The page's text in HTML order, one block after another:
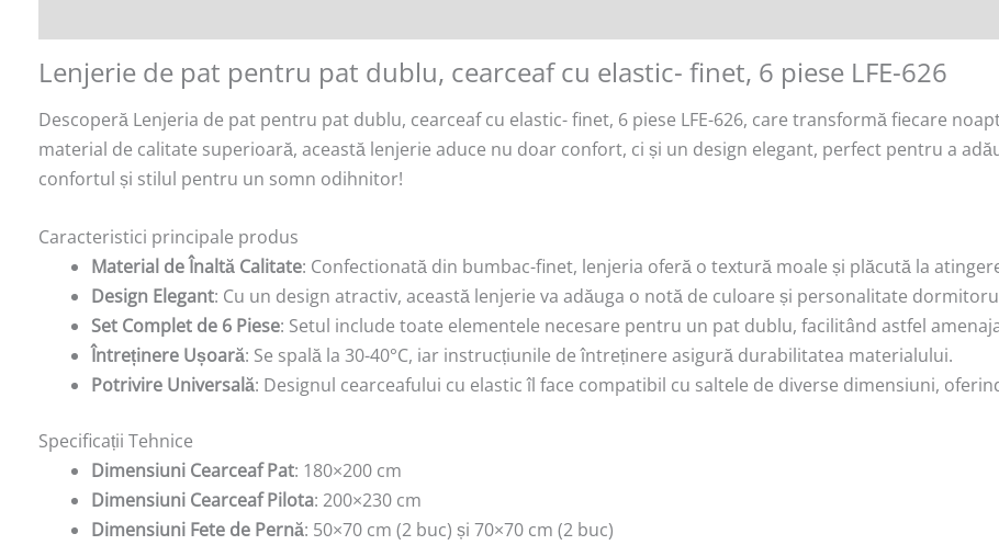
Lenjerie de pat pentru pat dublu, cearceaf cu elastic- finet, 6 piese LFE-626
Descoperă Lenjeria de pat pentru pat dublu, cearceaf cu elastic- finet, 6 piese LFE-626, care transformă fiecare
material de calitate superioară, această lenjerie aduce nu doar confort, ci și un design elegant, perfect pentru a
confortul și stilul pentru un somn odihnitor!
Caracteristici principale produs
Material de Înaltă Calitate: Confectionată din bumbac-finet, lenjeria oferă o textură moale și plăcută la
Design Elegant: Cu un design atractiv, această lenjerie va adăuga o notă de culoare și personalitate
Set Complet de 6 Piese: Setul include toate elementele necesare pentru un pat dublu, facilitând astfel
Întreținere Ușoară: Se spală la 30-40°C, iar instrucțiunile de întreținere asigură durabilitatea materialului.
Potrivire Universală: Designul cearceafului cu elastic îl face compatibil cu saltele de diverse dimensiuni,
Specificații Tehnice
Dimensiuni Cearceaf Pat: 180×200 cm
Dimensiuni Cearceaf Pilota: 200×230 cm
Dimensiuni Fete de Pernă: 50×70 cm (2 buc) și 70×70 cm (2 buc)